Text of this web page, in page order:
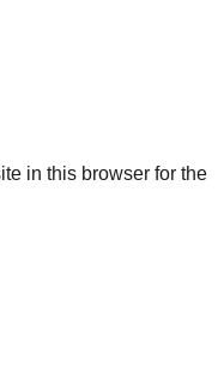
in this browser for the